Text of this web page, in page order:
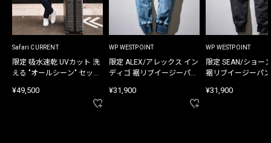
Safari CURRENT
限定 吸水速乾 UVカット 洗
える "オールシーン" セット
¥49,500
WP WESTPOINT
限定 ALEX/アレックス イン
ディゴ 裾リブイージーパン
¥31,900
WP WESTPOINT
限定 SEAN/ショー
裾リブイージーパ
¥31,900